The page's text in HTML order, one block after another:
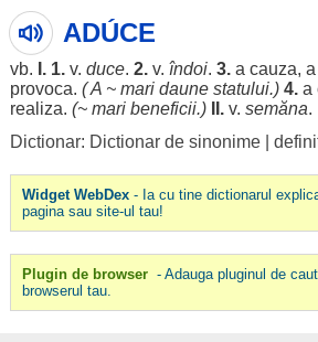
ADÚCE
vb. I. 1.v. duce. 2.v. îndoi. 3.a cauza, a
provoca. ( A ~ mari daune statului.) 4.a
realiza. (~ mari beneficii.) II.v. semăna.
Dictionar: Dictionar de sinonime|
Widget WebDex- Ia cu tine dictionarul
pagina sau site-ul tau!
Plugin de browser - Adauga pluginul de
browserul tau.